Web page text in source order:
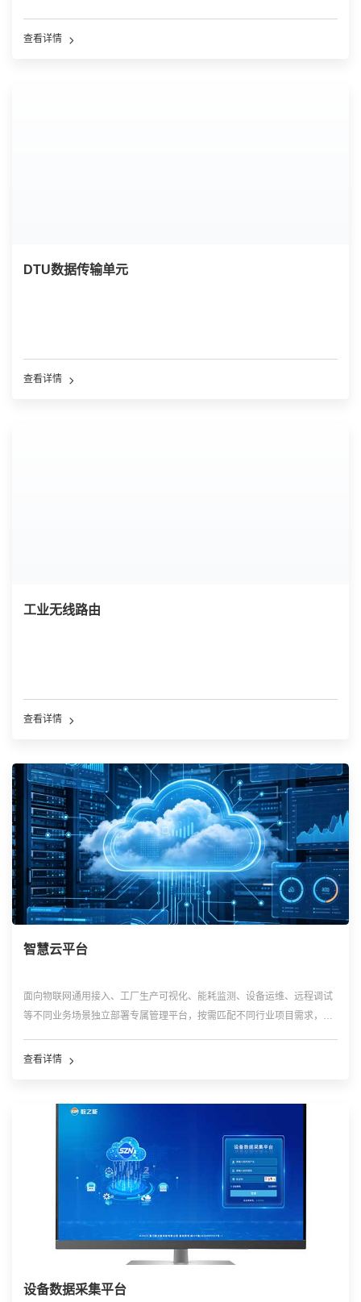
查看详情
DTU数据传输单元
查看详情
工业无线路由
查看详情
智慧云平台
面向物联网通用接入、工厂生产可视化、能耗监测、设备运维、远程调试
等不同业务场景独立部署专属管理平台，按需匹配不同行业项目需求，形
查看详情
设备数据采集平台